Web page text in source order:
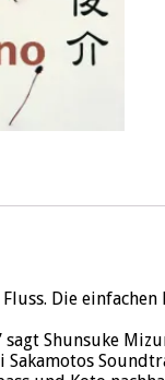
Die
Shunsuke